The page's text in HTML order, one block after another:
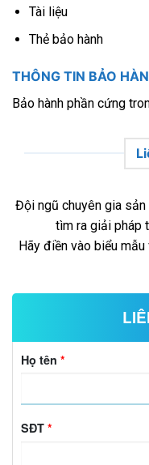
Tài liệu
Thẻ bảo hành
THÔNG TIN BẢO
Bảo hành phần cứng
Đội ngũ chuyên gia
tìm ra giải pháp
Hãy điền vào biểu
Họ tên *
SĐT *